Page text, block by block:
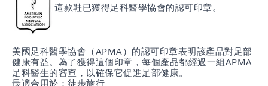
這款鞋已獲得足科醫學協會的認可印章。
美國足科醫學協會（APMA）的認可印章表明該產品對足部
健康有益。為了獲得這個印章，每個產品都經過一組APMA
足科醫生的審查，以確保它促進足部健康。
最適合用於：徒步旅行